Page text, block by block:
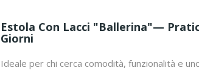
Estola Con Lacci "Ballerina"—
Giorni
Ideale per chi cerca comodità, funzionalità e